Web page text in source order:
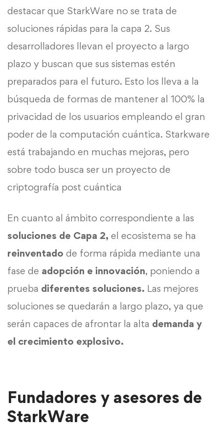
destacar que StarkWare no se trata de
soluciones rápidas para la capa 2. Sus
desarrolladores llevan el proyecto a largo
plazo y buscan que sus sistemas estén
preparados para el futuro. Esto los lleva a la
búsqueda de formas de mantener al 100% la
privacidad de los usuarios empleando el gran
poder de la computación cuántica. Starkware
está trabajando en muchas mejoras, pero
sobre todo busca ser un proyecto de
criptografía post cuántica
En cuanto al ámbito correspondiente a las
soluciones de Capa 2, el ecosistema se ha
reinventado de forma rápida mediante una
fase de adopción e innovación, poniendo a
prueba diferentes soluciones. Las mejores
soluciones se quedarán a largo plazo, ya que
serán capaces de afrontar la alta demanda y
el crecimiento explosivo.
Fundadores y asesores de
StarkWare